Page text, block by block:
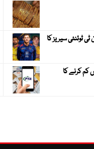
ٹی ٹوئنٹی سیریز کا
کم کرنے کا